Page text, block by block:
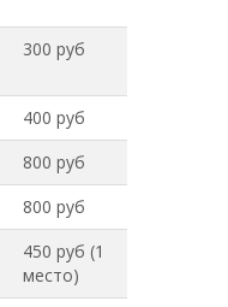
300 руб
400 руб
800 руб
800 руб
450 руб (1
место)